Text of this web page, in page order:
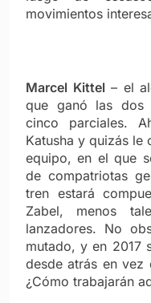
movimientos
Marcel Kittel – el
que ganó las dos
cinco parciales.
Katusha y quizás le
equipo, en el que
de compatriotas
tren estará
Zabel, menos
lanzadores. No
mutado, y en 2017
desde atrás en vez
¿Cómo trabajarán